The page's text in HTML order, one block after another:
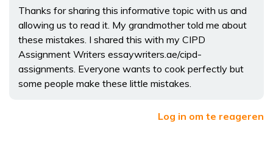
Thanks for sharing this informative topic with us and
allowing us to read it. My grandmother told me about
these mistakes. I shared this with my CIPD
Assignment Writers essaywriters.ae/cipd-
assignments. Everyone wants to cook perfectly but
some people make these little mistakes.
Log in om te reageren